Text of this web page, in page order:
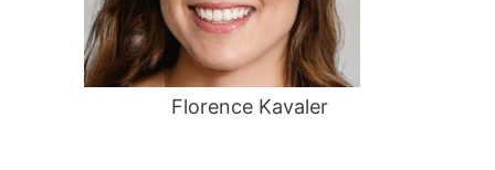
:
Florence Kavaler